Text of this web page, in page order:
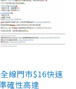
線門市$16快速
確性高達